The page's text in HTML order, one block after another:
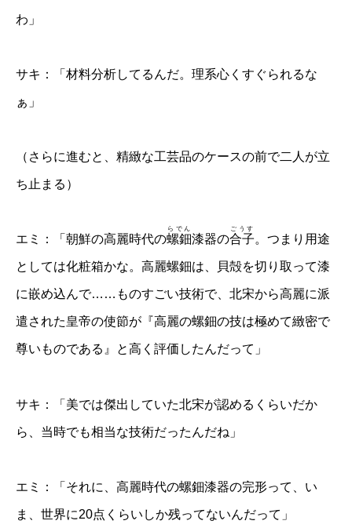
わ」
サキ：「材料分析してるんだ。理系心くすぐられるな
ぁ」
（さらに進むと、精緻な工芸品のケースの前で二人が立
ち止まる）
エミ：「朝鮮の高麗時代の螺鈿
らでん
漆器の合子
ごうす
。つまり用途
としては化粧箱かな。高麗螺鈿は、貝殻を切り取って漆
に嵌め込んで……ものすごい技術で、北宋から高麗に派
遣された皇帝の使節が『高麗の螺鈿の技は極めて緻密で
尊いものである』と高く評価したんだって」
サキ：「美では傑出していた北宋が認めるくらいだか
ら、当時でも相当な技術だったんだね」
エミ：「それに、高麗時代の螺鈿漆器の完形って、い
ま、世界に20点くらいしか残ってないんだって」